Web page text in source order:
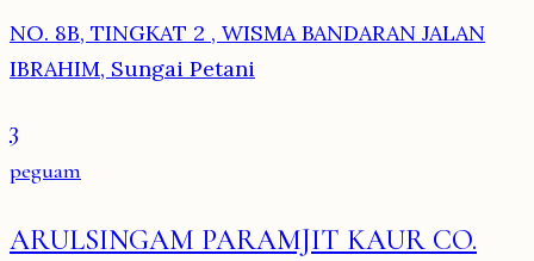
NO. 8B, TINGKAT 2 , WISMA BANDARAN JALAN
IBRAHIM, Sungai Petani
3
peguam
ARULSINGAM PARAMJIT KAUR CO.